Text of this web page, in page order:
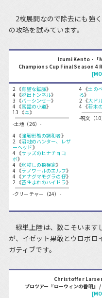
2枚展開なので除去にも強
の攻略を試みています。
Izumi Kento - 「
Champions Cup Final Season 4
2 《有望な鉱脈》
4 《脱出トンネル》
3 《バーシンセー》
4 《寓話の小道》
13 《森》
-土地（26）-
4 《強靭形態の調和者》
2 《沼地のハンター、レザ
ーヘッド》
4 《サッズのヒナチョコ
ボ》
4 《氷耕しの探検家》
4 《ラノワールのエルフ》
4 《アナグマモグラの仔》
2 《苔生まれのハイドラ》
-クリーチャー（24）-
4 《土の
る》
2 《大ド
4 《若木
-呪文（
緑単上陸は、数こそいます
が、イゼット果敢とウロボロ
ガティブです。
Christoffer
プロツアー『ローウィンの昏明』